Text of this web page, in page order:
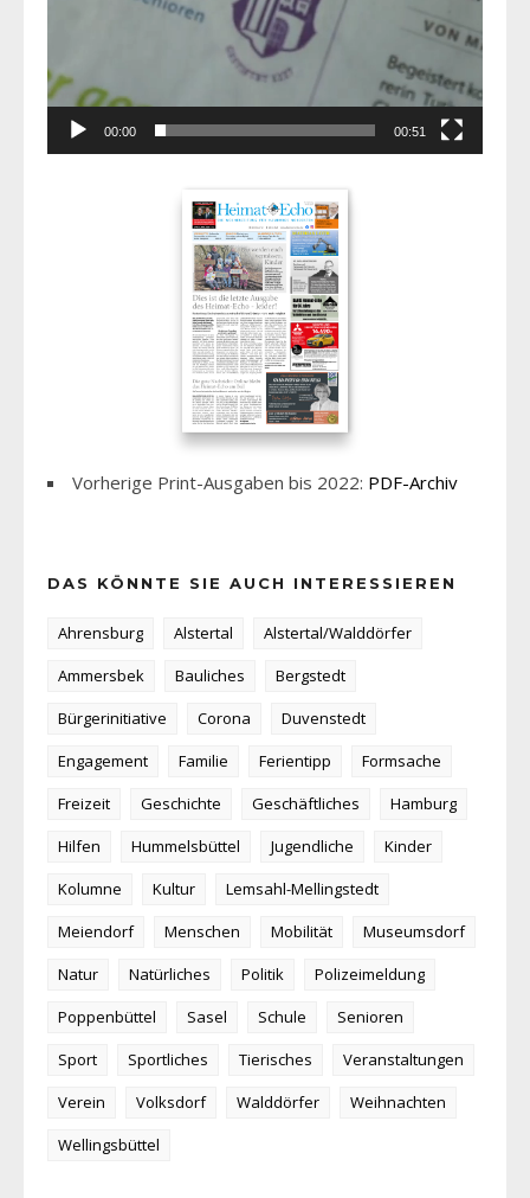
00:00 00:51
Vorherige Print-Ausgaben bis 2022: PDF-Archiv
DAS KÖNNTE SIE AUCH INTERESSIEREN
Ahrensburg Alstertal
Alstertal/Walddörfer
Ammersbek
Bauliches
Bergstedt
Bürgerinitiative
Corona
Duvenstedt
Engagement
Familie Ferientipp
Formsache
Freizeit
Geschichte Geschäftliches
Hamburg
Hilfen
Hummelsbüttel Jugendliche
Kinder
Kolumne
Kultur
Lemsahl-Mellingstedt
Meiendorf
Menschen Mobilität
Museumsdorf
Natur
Natürliches Politik
Polizeimeldung
Poppenbüttel
Sasel Schule
Senioren
Sport
Sportliches Tierisches
Veranstaltungen
Verein
Volksdorf Walddörfer
Weihnachten
Wellingsbüttel